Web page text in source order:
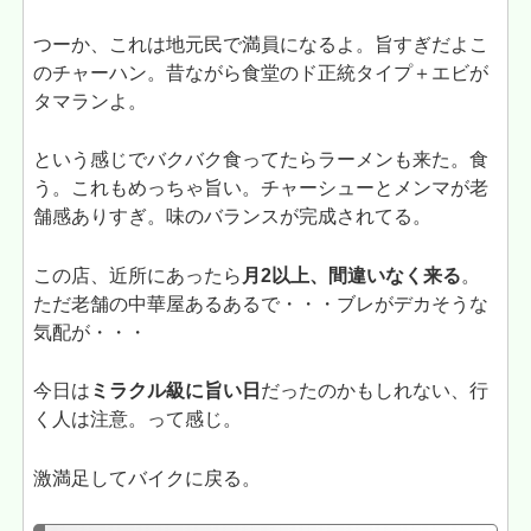
つーか、これは地元民で満員になるよ。旨すぎだよこ
のチャーハン。昔ながら食堂のド正統タイプ＋エビが
タマランよ。
という感じでバクバク食ってたらラーメンも来た。食
う。これもめっちゃ旨い。チャーシューとメンマが老
舗感ありすぎ。味のバランスが完成されてる。
この店、近所にあったら 月2以上、間違いなく来る。
ただ老舗の中華屋あるあるで・・・ブレがデカそうな
気配が・・・
今日は ミラクル級に旨い日 だったのかもしれない、行
く人は注意。って感じ。
激満足してバイクに戻る。